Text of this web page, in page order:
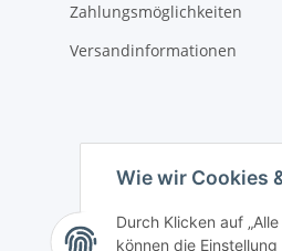
Wie wir Cookies
Durch Klicken auf
können die
Zahlungsmöglichkeiten
Versandinformationen